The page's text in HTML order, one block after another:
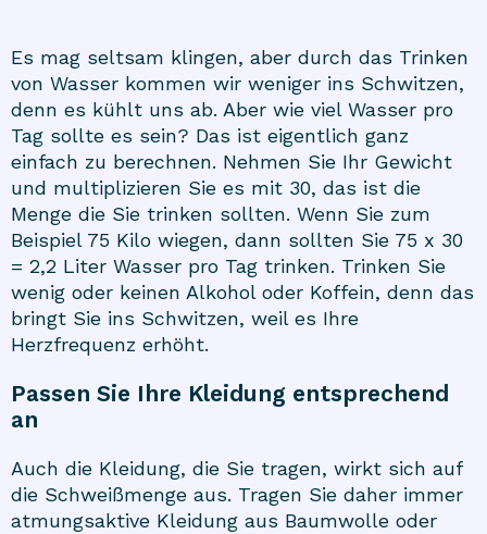
Es mag seltsam klingen, aber durch das Trinken
von Wasser kommen wir weniger ins Schwitzen,
denn es kühlt uns ab. Aber wie viel Wasser pro
Tag sollte es sein? Das ist eigentlich ganz
einfach zu berechnen. Nehmen Sie Ihr Gewicht
und multiplizieren Sie es mit 30, das ist die
Menge die Sie trinken sollten. Wenn Sie zum
Beispiel 75 Kilo wiegen, dann sollten Sie 75 x 30
= 2,2 Liter Wasser pro Tag trinken. Trinken Sie
wenig oder keinen Alkohol oder Koffein, denn das
bringt Sie ins Schwitzen, weil es Ihre
Herzfrequenz erhöht.
Passen Sie Ihre Kleidung entsprechend
an
Auch die Kleidung, die Sie tragen, wirkt sich auf
die Schweißmenge aus. Tragen Sie daher immer
atmungsaktive Kleidung aus Baumwolle oder